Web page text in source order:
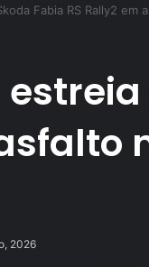
Fabia RS Rally2 em
2026